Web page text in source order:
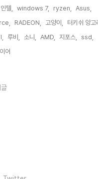
인텔, windows 7, ryzen,
Asus,
RADEON, 고양이,
터키쉬 앙고
루비, 소니, AMD, 지포스,
ssd,
어,